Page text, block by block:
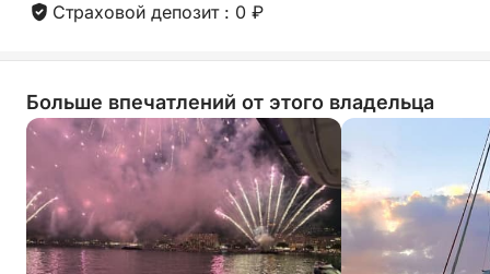
Страховой депозит : 0 ₽
Больше впечатлений от этого владельца